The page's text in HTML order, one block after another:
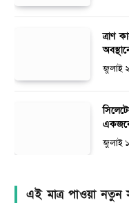
ত্রাণ
জুলাই
জুলাই
এই মাত্র পাওয়া নতুন